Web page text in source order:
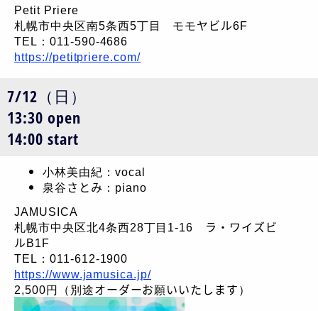
Petit Priere
札幌市中央区南5条西5丁目 モモヤビル6F
TEL：011-590-4686
https://petitpriere.com/
7/12（日）
13:30 open
14:00 start
小林美由紀：vocal
泉谷さとみ：piano
JAMUSICA
札幌市中央区北4条西28丁目1-16 ラ・ワイズビ
ルB1F
TEL：011-612-1900
https://www.jamusica.jp/
2,500円（別途オーダーお願いいたします）